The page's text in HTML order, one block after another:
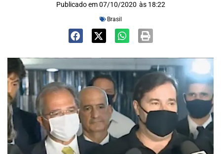
Publicado em 07/10/2020 às 18:22
Brasil